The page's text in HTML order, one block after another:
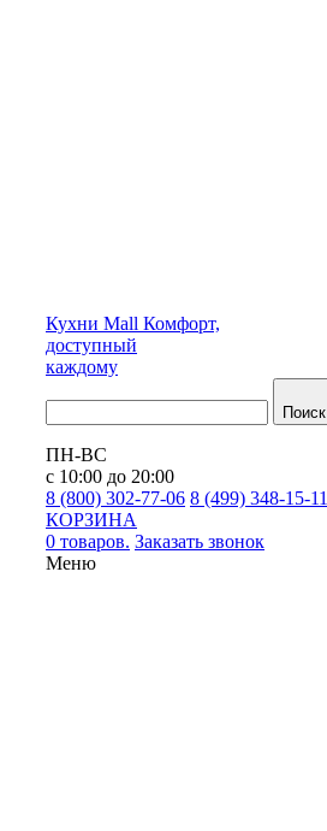
Кухни Mall Комфорт,
доступный
каждому
Поиск
ПН-ВС
с 10:00 до 20:00
8 (800) 302-77-06 8 (499) 348-15-11
КОРЗИНА
0 товаров. Заказать звонок
Меню